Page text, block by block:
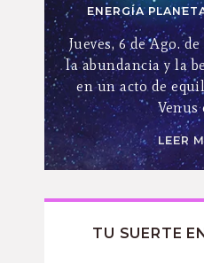
ENERGÍA
Jueves, 6 de Ago.
la abundancia y la
en un acto de
Venus
LEER
TU SUERTE